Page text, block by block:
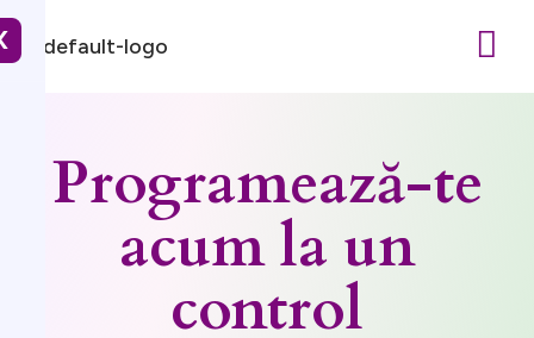
Programează-te
acum la un
control